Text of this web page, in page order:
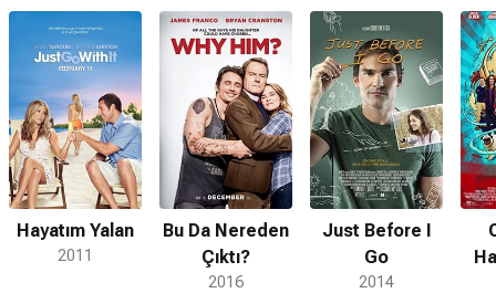
Hayatım Yalan
2011
Bu Da Nereden
Çıktı?
2016
Just Before I
Go
2014